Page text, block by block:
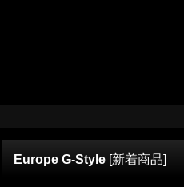
Europe G-Style [新着商品]